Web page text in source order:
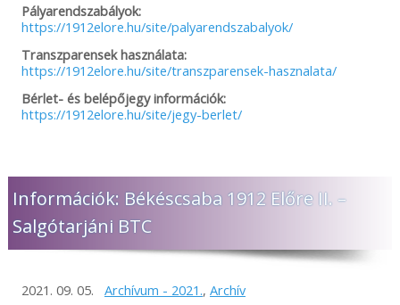
Pályarendszabályok:
https://1912elore.hu/site/palyarendszabalyok/
Transzparensek használata:
https://1912elore.hu/site/transzparensek-hasznalata/
Bérlet- és belépőjegy információk:
https://1912elore.hu/site/jegy-berlet/
Információk: Békéscsaba 1912 Előre II. –
Salgótarjáni BTC
2021. 09. 05. Archívum - 2021., Archív